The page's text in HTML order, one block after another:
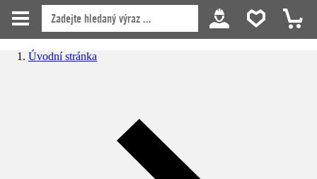
Úvodní stránka